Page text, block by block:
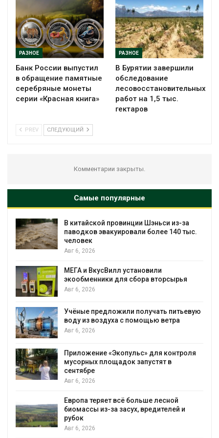
РАЗНОЕ
Банк России выпустил
в обращение памятные
серебряные монеты
серии «Красная книга»
РАЗНОЕ
В Бурятии завершили
обследование
лесовосстановительных
работ на 1,5 тыс.
гектаров
PREV СЛЕДУЮЩИЙ
Комментарии закрыты.
Самые популярные
из-за
140 тыс.
вторсырья
питьевую
ветра
контроля
в
и
Учёные научили салат
«животный» белок для
Засуха в Индонезии увеличила
производство соли почти в 20
В пяти странах Амазонии
более 800 человек в ходе
Новый порядок расчёта
на промышленные выбросы
В Ирбите начнут расчистку
рекордного дождевого